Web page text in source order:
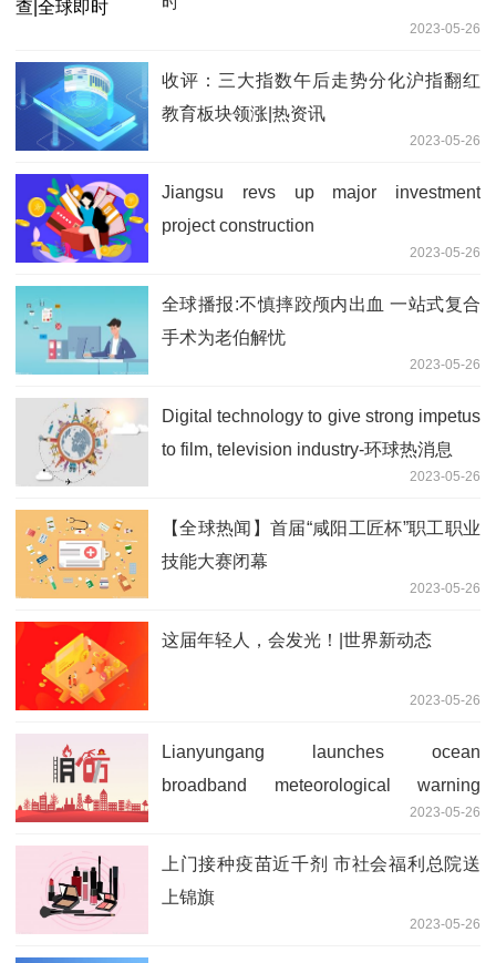
2023-05-26
收评：三大指数午后走势分化沪指翻红
教育板块领涨|热资讯
2023-05-26
Jiangsu revs up major investment
project construction
2023-05-26
全球播报:不慎摔跤颅内出血 一站式复合
手术为老伯解忧
2023-05-26
Digital technology to give strong impetus
to film, television industry-环球热消息
2023-05-26
【全球热闻】首届“咸阳工匠杯”职工职业
技能大赛闭幕
2023-05-26
这届年轻人，会发光！|世界新动态
2023-05-26
Lianyungang launches ocean
broadband meteorological warning
2023-05-26
上门接种疫苗近千剂 市社会福利总院送
上锦旗
2023-05-26